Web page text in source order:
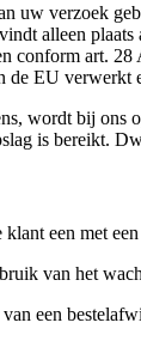
uw verzoek
alleen
conform art.
EU verwerkt
wordt bij
is bereikt.
een met
van het
een